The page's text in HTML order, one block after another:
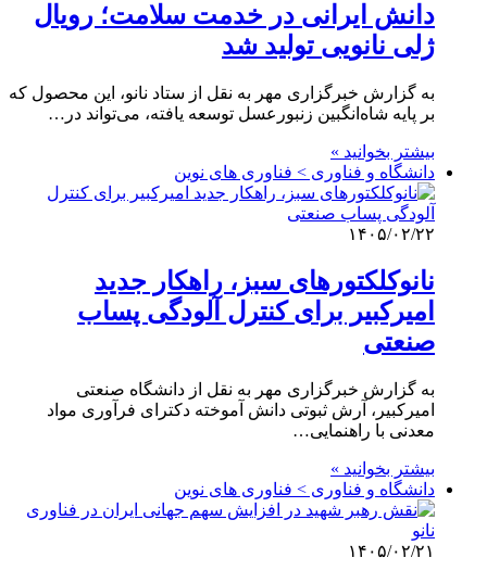
دانش ایرانی در خدمت سلامت؛ رویال
ژلی نانویی تولید شد
به گزارش خبرگزاری مهر به نقل از ستاد نانو، این محصول که
بر پایه شاه‌انگبین زنبورعسل توسعه یافته، می‌تواند در…
بیشتر بخوانید »
دانشگاه و فناوری > فناوری های نوین
۱۴۰۵/۰۲/۲۲
نانوکلکتورهای سبز، راهکار جدید
امیرکبیر برای کنترل آلودگی‌ پساب
صنعتی
به گزارش خبرگزاری مهر به نقل از دانشگاه صنعتی
امیرکبیر، آرش ثبوتی دانش آموخته دکترای فرآوری مواد
معدنی با راهنمایی…
بیشتر بخوانید »
دانشگاه و فناوری > فناوری های نوین
۱۴۰۵/۰۲/۲۱